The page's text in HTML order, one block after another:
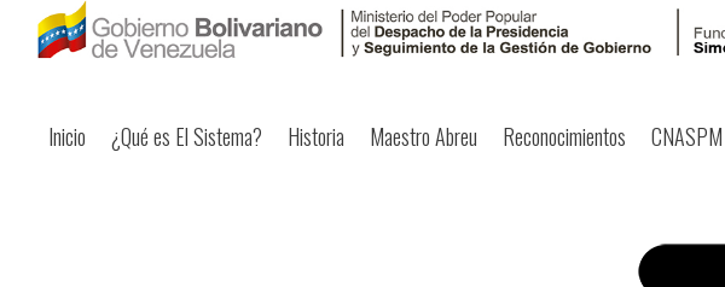
Inicio ¿Qué es El Sistema? Historia Maestro Abreu Reconocimientos CNASPM